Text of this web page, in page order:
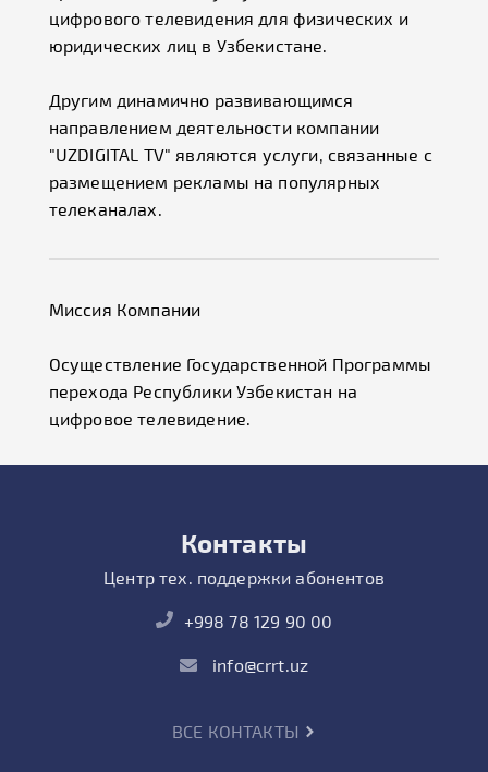
цифрового телевидения для физических и
юридических лиц в Узбекистане.
Другим динамично развивающимся
направлением деятельности компании
"UZDIGITAL TV" являются услуги, связанные с
размещением рекламы на популярных
телеканалах.
Миссия Компании
Осуществление Государственной Программы
перехода Республики Узбекистан на
цифровое телевидение.
Контакты
Центр тех. поддержки абонентов
+998 78 129 90 00
info@crrt.uz
ВСЕ КОНТАКТЫ